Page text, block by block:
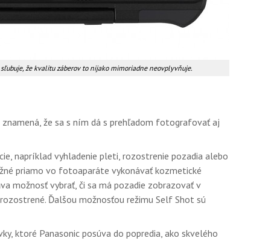
sľubuje, že kvalitu záberov to nijako mimoriadne neovplyvňuje.
že sa s ním dá s prehľadom fotografovať aj
napríklad vyhladenie pleti, rozostrenie pozadia alebo
priamo vo fotoaparáte vykonávať kozmetické
možnosť vybrať, či sa má pozadie zobrazovať v
Ďalšou možnosťou režimu Self Shot sú
ktoré Panasonic posúva do popredia, ako skvelého